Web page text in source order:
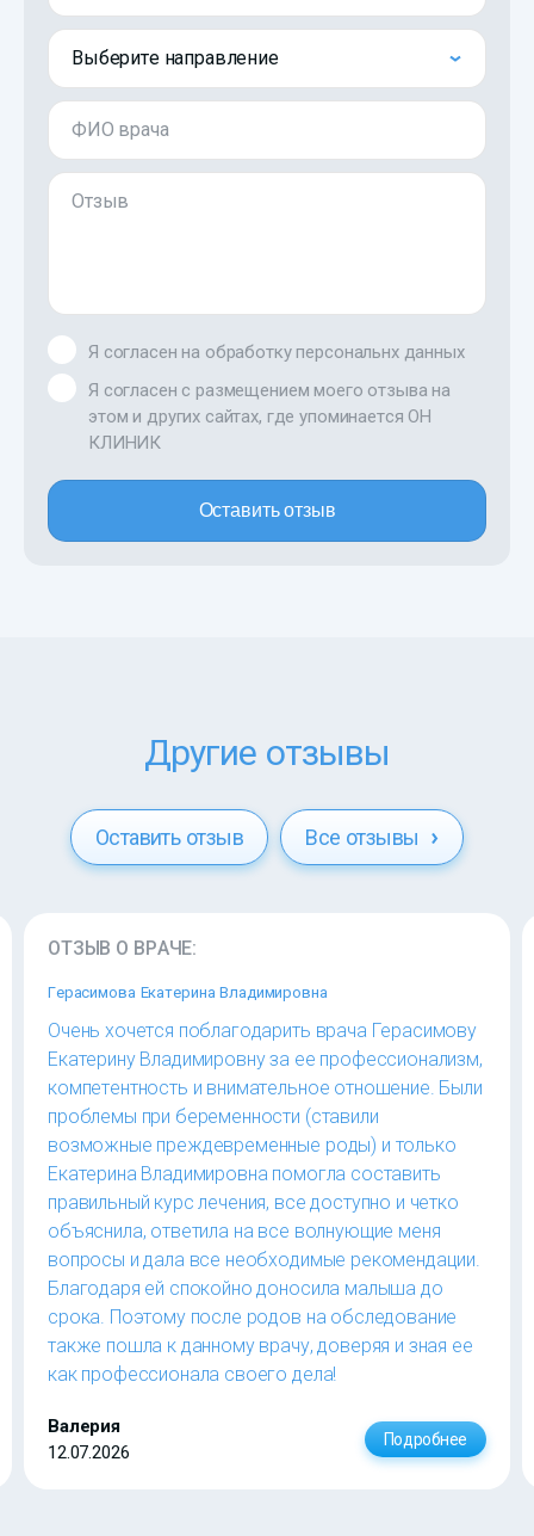
Выберите направление
ФИО врача
Отзыв
Я согласен на обработку персональнх данных
Я согласен с размещением моего отзыва на
этом и других сайтах, где упоминается ОН
КЛИНИК
Оставить отзыв
Другие отзывы
Оставить отзыв Все отзывы
ОТЗЫВ О ВРАЧЕ:
Герасимова Екатерина Владимировна
Очень хочется поблагодарить врача Герасимову
Екатерину Владимировну за ее профессионализм,
компетентность и внимательное отношение. Были
проблемы при беременности (ставили
возможные преждевременные роды) и только
Екатерина Владимировна помогла составить
правильный курс лечения, все доступно и четко
объяснила, ответила на все волнующие меня
вопросы и дала все необходимые рекомендации.
Благодаря ей спокойно доносила малыша до
срока. Поэтому после родов на обследование
также пошла к данному врачу, доверяя и зная ее
как профессионала своего дела!
Валерия
12.07.2026
Подробнее